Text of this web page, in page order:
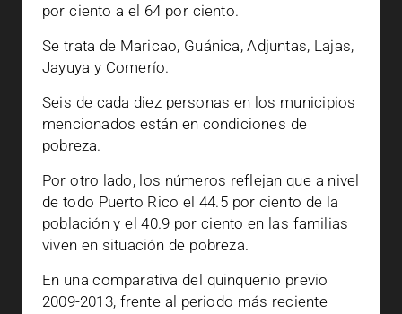
por ciento a el 64 por ciento.
Se trata de Maricao, Guánica, Adjuntas, Lajas,
Jayuya y Comerío.
Seis de cada diez personas en los municipios
mencionados están en condiciones de
pobreza.
Por otro lado, los números reflejan que a nivel
de todo Puerto Rico el 44.5 por ciento de la
población y el 40.9 por ciento en las familias
viven en situación de pobreza.
En una comparativa del quinquenio previo
2009-2013, frente al periodo más reciente